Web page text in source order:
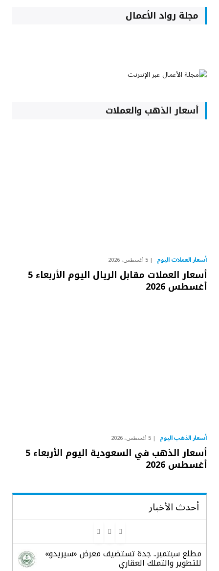
مجلة رواد الأعمال
أسعار الذهب والعملات
أسعار العملات اليوم 5 أغسطس، 2026
أسعار العملات مقابل الريال اليوم الأربعاء 5
أغسطس 2026
أسعار الذهب اليوم 5 أغسطس، 2026
أسعار الذهب في السعودية اليوم الأربعاء 5
أغسطس 2026
أحدث الأخبار
مطلع سبتمبر.. جدة تستضيف معرض «سيريدو»
للتطوير والتملك العقاري